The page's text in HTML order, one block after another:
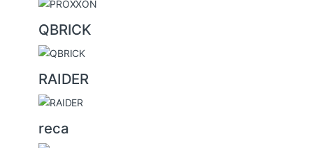
QBRICK
RAIDER
reca